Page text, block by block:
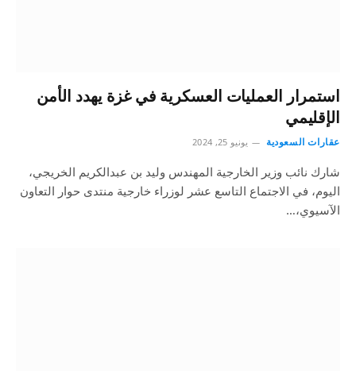
استمرار العمليات العسكرية في غزة يهدد الأمن
الإقليمي
عقارات السعودية يونيو 25, 2024
شارك نائب وزير الخارجية المهندس وليد بن عبدالكريم الخريجي،
اليوم، في الاجتماع التاسع عشر لوزراء خارجية منتدى حوار التعاون
الآسيوي،…